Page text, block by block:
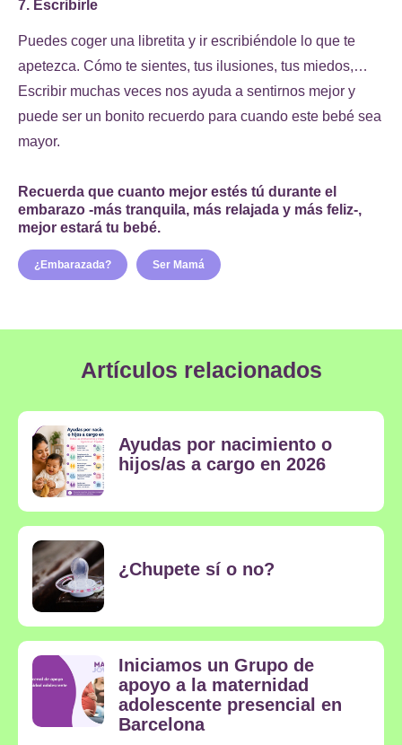
7. Escribirle
Puedes coger una libretita y ir escribiéndole lo que te
apetezca. Cómo te sientes, tus ilusiones, tus miedos,…
Escribir muchas veces nos ayuda a sentirnos mejor y
puede ser un bonito recuerdo para cuando este bebé sea
mayor.
Recuerda que cuanto mejor estés tú durante el
embarazo -más tranquila, más relajada y más feliz-,
mejor estará tu bebé.
¿Embarazada? Ser Mamá
Artículos relacionados
Ayudas por nacimiento o
hijos/as a cargo en 2026
¿Chupete sí o no?
Iniciamos un Grupo de
apoyo a la maternidad
adolescente presencial en
Barcelona